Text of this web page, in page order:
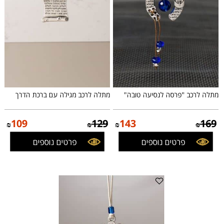
מתלה לרכב "פרסה לנסיעה טובה"
₪169
₪143
פרטים נוספים
מתלה לרכב מגילה עם ברכת הדרך
₪129
₪109
פרטים נוספים